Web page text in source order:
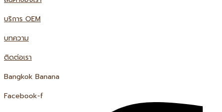
บริการ OEM
บทความ
ติดต่อเรา
Bangkok Banana
Facebook-f